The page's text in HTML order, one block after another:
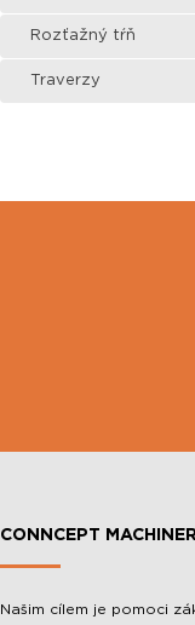
Rozťažný tŕň
Traverzy
CONNCEPT
Našim cílem je pomoci